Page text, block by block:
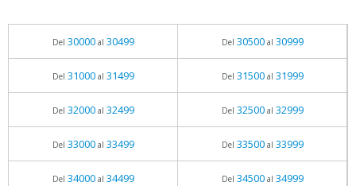
Del 30000al 30499 Del 30500al 30999
Del 31000al 31499 Del 31500al 31999
Del 32000al 32499 Del 32500al 32999
Del 33000al 33499 Del 33500al 33999
Del 34000al 34499 Del 34500al 34999